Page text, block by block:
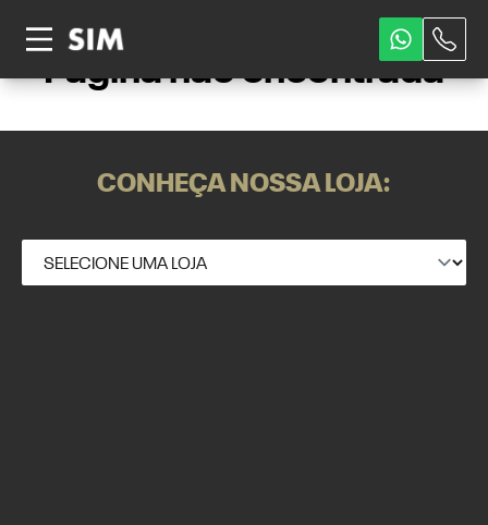
Página não encontrada
CONHEÇA NOSSA LOJA: